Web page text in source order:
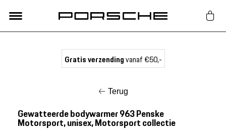
Gratis verzendingvanaf €50,-
Terug
Gewatteerde bodywarmer 963 Penske
Motorsport, unisex, Motorsport collectie